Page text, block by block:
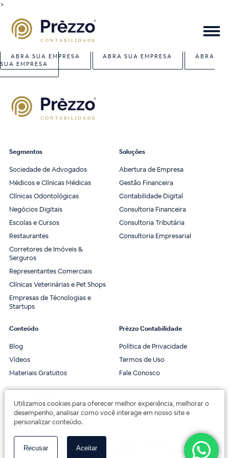
>
Utilizamos cookies para oferecer melhor experiência, melhorar o
desempenho, analisar como você interage em nosso site e
personalizar conteúdo.
Recusar Aceitar
ABRA SUA EMPRESA ABRA SUA EMPRESA
ABRA
SUA EMPRESA
Segmentos
Sociedade de Advogados
Médicos e Clínicas Médicas
Clínicas Odontológicas
Negócios Digitais
Escolas e Cursos
Restaurantes
Corretores de Imóveis &
Serguros
Representantes Comerciais
Clínicas Veterinárias e Pet Shops
Empresas de Técnologias e
Startups
Soluções
Abertura de Empresa
Gestão Financeira
Contabilidade Digital
Consultoria Financeira
Consultoria Tributária
Consultoria Empresarial
Conteúdo
Blog
Vídeos
Materiais Gratuitos
Prèzzo Contabilidade
Política de Privacidade
Termos de Uso
Fale Conosco
© 2020 Prèzzo Contabilidade. Todos os direitos reservados.
Av. das Américas, 3443, 2º andar, Bloco 3B, Sala 202. Barra da Tijuca, Rio de Janeiro.